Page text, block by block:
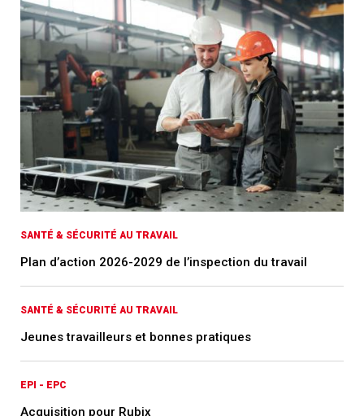
SANTÉ & SÉCURITÉ AU TRAVAIL
Plan d’action 2026-2029 de l’inspection du travail
SANTÉ & SÉCURITÉ AU TRAVAIL
Jeunes travailleurs et bonnes pratiques
EPI - EPC
Acquisition pour Rubix